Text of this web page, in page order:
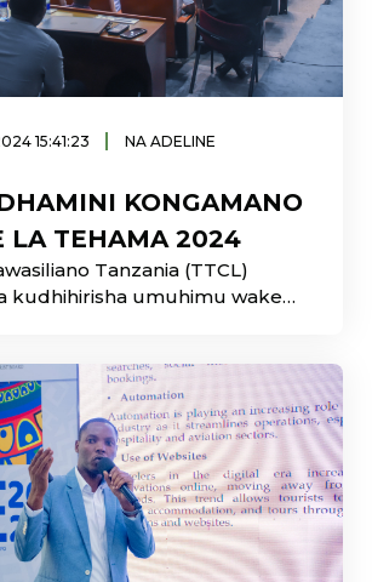
15:41:23 |
NA ADELINE
KONGAMANO
LA TEHAMA 2024
Tanzania (TTCL)
kudhihirisha umuhimu wake